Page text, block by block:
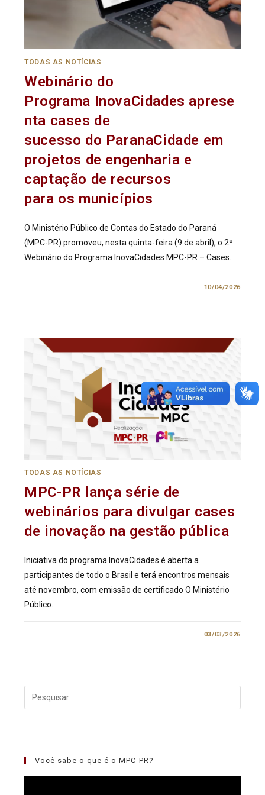
TODAS AS NOTÍCIAS
Webinário do
Programa InovaCidades aprese
nta cases de
sucesso do ParanaCidade em
projetos de engenharia e
captação de recursos
para os municípios
O Ministério Público de Contas do Estado do Paraná
(MPC-PR) promoveu, nesta quinta-feira (9 de abril), o 2º
Webinário do Programa InovaCidades MPC-PR – Cases…
10/04/2026
TODAS AS NOTÍCIAS
MPC-PR lança série de
webinários para divulgar cases
de inovação na gestão pública
Iniciativa do programa InovaCidades é aberta a
participantes de todo o Brasil e terá encontros mensais
até novembro, com emissão de certificado O Ministério
Público…
03/03/2026
Você sabe o que é o MPC-PR?